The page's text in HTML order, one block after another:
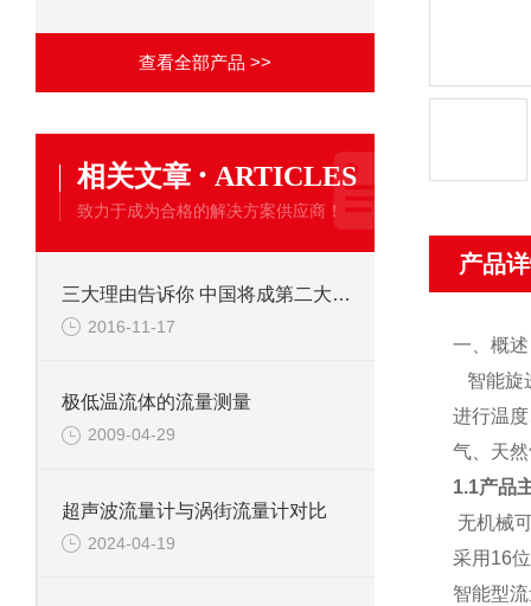
查看全部产品 >>
相关文章 · ARTICLES
致力于成为合格的解决方案供应商！
三大理由告诉你 中国将成第二大天然气生产国！
2016-11-17
极低温流体的流量测量
2009-04-29
超声波流量计与涡街流量计对比
2024-04-19
产品
一、概述
智能旋
进行温
气、天
1.1产品
无机械
采用16
智能型